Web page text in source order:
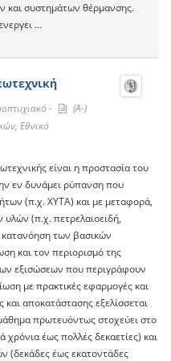
και συστημάτων θέρμανσης.
...
-
(A-)
Εθνικό
είναι η προστασία του
εν δυνάμει ρύπανση που
(π.χ. ΧΥΤΑ) και με μεταφορά,
(π.χ. πετρελαιοειδή,
κατανόηση των βασικών
και τον περιορισμό της
εξισώσεων που περιγράφουν
με πρακτικές εφαρμογές και
αποκατάστασης εξελίσσεται
πρωτευόντως στοχεύει στο
χρόνια έως πολλές δεκαετίες) και
(δεκάδες έως εκατοντάδες